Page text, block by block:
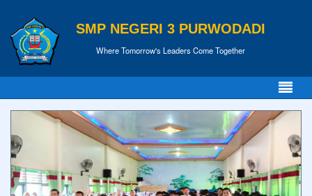
SMP NEGERI 3 PURWODADI
Where Tomorrow's Leaders Come Together